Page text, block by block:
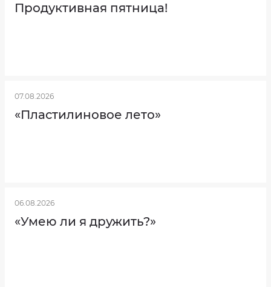
Продуктивная пятница!
07.08.2026
«Пластилиновое лето»
06.08.2026
«Умею ли я дружить?»